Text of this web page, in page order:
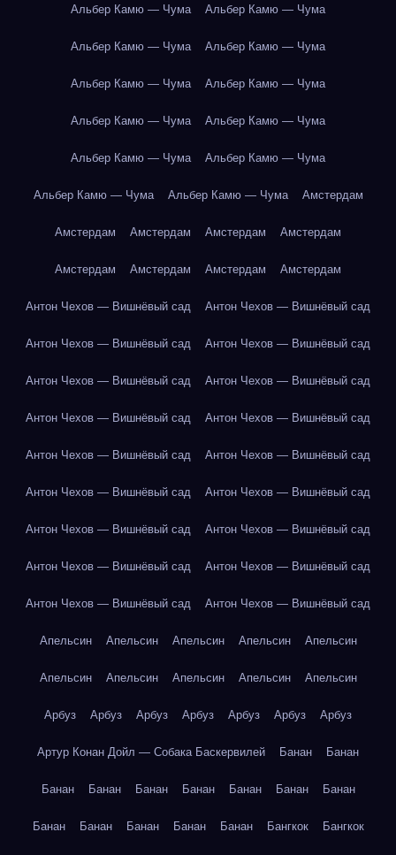
Альбер Камю — Чума Альбер Камю — Чума
Альбер Камю — Чума Альбер Камю — Чума
Альбер Камю — Чума Альбер Камю — Чума
Альбер Камю — Чума Альбер Камю — Чума
Альбер Камю — Чума Альбер Камю — Чума
Альбер Камю — Чума Альбер Камю — Чума Амстердам
Амстердам Амстердам Амстердам Амстердам
Амстердам Амстердам Амстердам Амстердам
Антон Чехов — Вишнёвый сад Антон Чехов — Вишнёвый сад
Антон Чехов — Вишнёвый сад Антон Чехов — Вишнёвый сад
Антон Чехов — Вишнёвый сад Антон Чехов — Вишнёвый сад
Антон Чехов — Вишнёвый сад Антон Чехов — Вишнёвый сад
Антон Чехов — Вишнёвый сад Антон Чехов — Вишнёвый сад
Антон Чехов — Вишнёвый сад Антон Чехов — Вишнёвый сад
Антон Чехов — Вишнёвый сад Антон Чехов — Вишнёвый сад
Антон Чехов — Вишнёвый сад Антон Чехов — Вишнёвый сад
Антон Чехов — Вишнёвый сад Антон Чехов — Вишнёвый сад
Апельсин Апельсин Апельсин Апельсин Апельсин
Апельсин Апельсин Апельсин Апельсин Апельсин
Арбуз Арбуз Арбуз Арбуз Арбуз Арбуз Арбуз
Артур Конан Дойл — Собака Баскервилей Банан Банан
Банан Банан Банан Банан Банан Банан Банан
Банан Банан Банан Банан Банан Бангкок Бангкок